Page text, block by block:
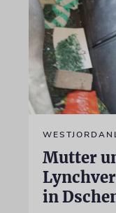
Mutter
in